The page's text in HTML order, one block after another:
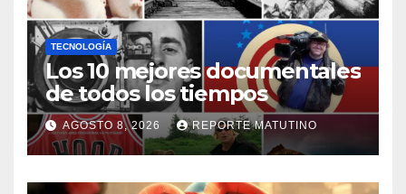
TECNOLOGÍA
Los 10 mejores documentales
de todos los tiempos
AGOSTO 8, 2026 REPORTE MATUTINO